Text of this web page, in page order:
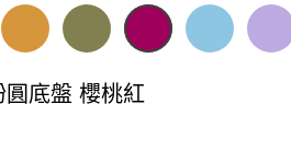
底盤 櫻桃紅